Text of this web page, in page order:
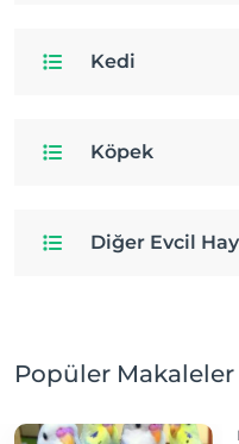
Kedi
Köpek
Diğer Evcil
Popüler Makaleler